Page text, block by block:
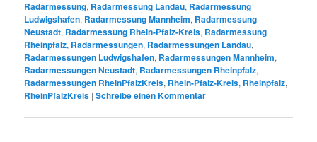
Radarmessung, Radarmessung Landau, Radarmessung
Ludwigshafen, Radarmessung Mannheim, Radarmessung
Neustadt, Radarmessung Rhein-Pfalz-Kreis, Radarmessung
Rheinpfalz, Radarmessungen, Radarmessungen Landau,
Radarmessungen Ludwigshafen, Radarmessungen Mannheim,
Radarmessungen Neustadt, Radarmessungen Rheinpfalz,
Radarmessungen RheinPfalzKreis, Rhein-Pfalz-Kreis, Rheinpfalz,
RheinPfalzKreis |Schreibe einen Kommentar